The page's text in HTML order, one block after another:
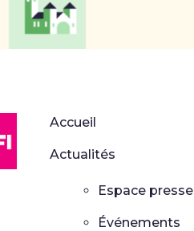
Accueil
Actualités
Espace presse
Événements